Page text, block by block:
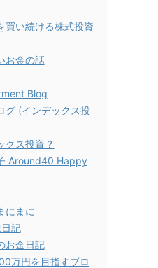
買い続ける株式投資
お金の話
Blog
グ (インデックス投
クス投資？
Around40 Happy
にまに
記
お金日記
万円を目指すブロ